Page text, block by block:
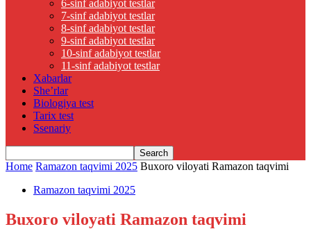
6-sinf adabiyot testlar
7-sinf adabiyot testlar
8-sinf adabiyot testlar
9-sinf adabiyot testlar
10-sinf adabiyot testlar
11-sinf adabiyot testlar
Xabarlar
She’rlar
Biologiya test
Tarix test
Ssenariy
Home Ramazon taqvimi 2025 Buxoro viloyati Ramazon taqvimi
Ramazon taqvimi 2025
Buxoro viloyati Ramazon taqvimi